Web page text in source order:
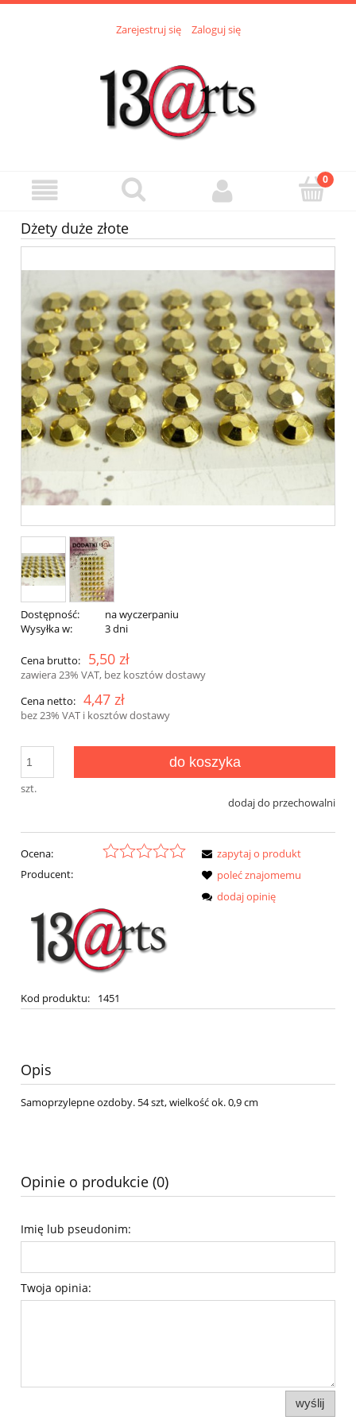
Zarejestruj się Zaloguj się
Dżety duże złote
Dostępność:
na wyczerpaniu
Wysyłka w:
3 dni
Cena brutto: 5,50 zł
zawiera 23% VAT, bez kosztów dostawy
Cena netto: 4,47 zł
bez 23% VAT i kosztów dostawy
szt.
do koszyka
dodaj do przechowalni
Ocena:
Producent:
Kod produktu: 1451
zapytaj o produkt
poleć znajomemu
dodaj opinię
Opis
Samoprzylepne ozdoby. 54 szt, wielkość ok. 0,9 cm
Opinie o produkcie (0)
Imię lub pseudonim:
Twoja opinia:
wyślij